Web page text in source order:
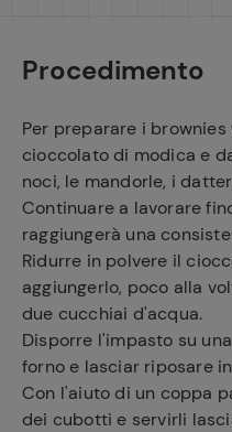
Procedimento
Per preparare i
cioccolato di modica e
noci, le mandorle, i
Continuare a lavorare
raggiungerà una
Ridurre in polvere il
aggiungerlo, poco alla
due cucchiai d'acqua.
Disporre l'impasto su
forno e lasciar riposare
Con l'aiuto di un coppa
dei cubotti e servirli